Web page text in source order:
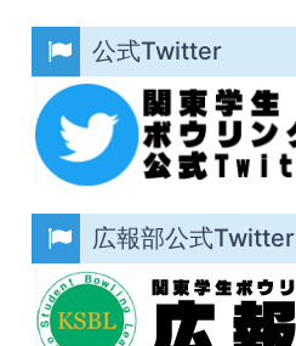
公式Twitter
広報部公式Twitter